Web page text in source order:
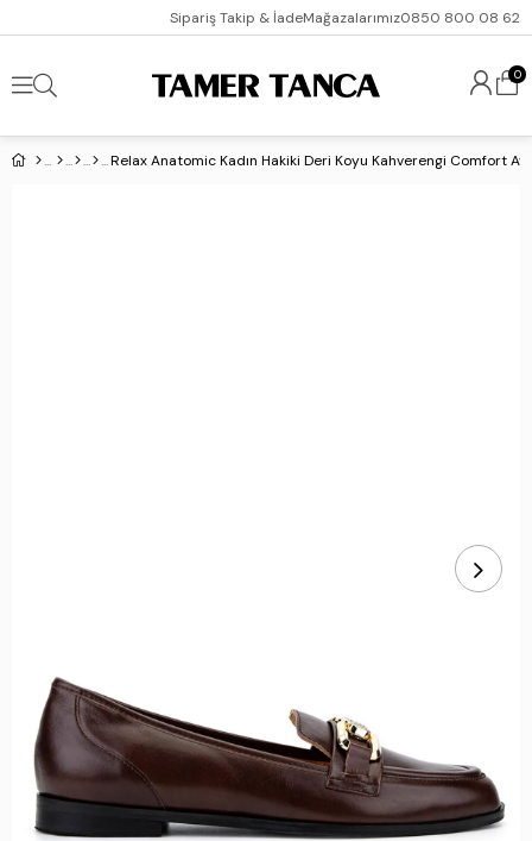
Sipariş Takip & İadeMağazalarımız0850 800 08 62
0
Relax Anatomic Kadın Hakiki Deri Koyu Kahverengi Comfort